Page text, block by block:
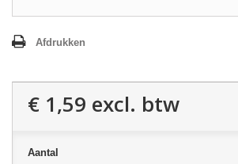
Afdrukken
€ 1,59 excl. btw
Aantal